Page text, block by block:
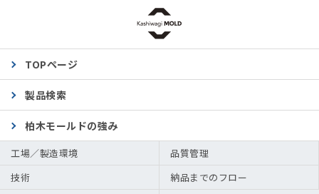
TOPページ
製品検索
柏木モールドの強み
工場／製造環境
品質管理
技術
納品までのフロー